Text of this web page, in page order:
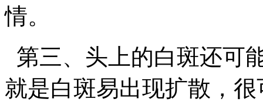
情。
第三、头上的白斑还可
就是白斑易出现扩散，